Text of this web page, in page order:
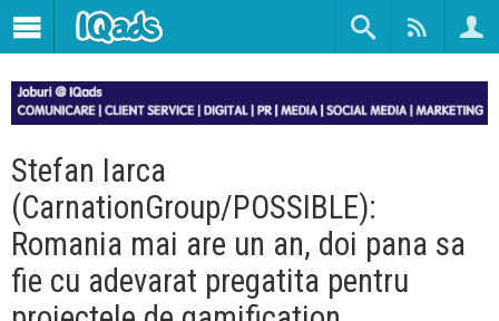
Stefan Iarca
(CarnationGroup/POSSIBLE):
Romania mai are un an, doi pana sa
fie cu adevarat pregatita pentru